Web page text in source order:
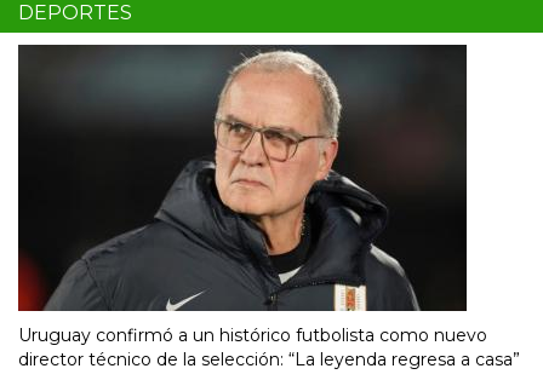
DEPORTES
Uruguay confirmó a un histórico futbolista como nuevo
director técnico de la selección: “La leyenda regresa a casa”